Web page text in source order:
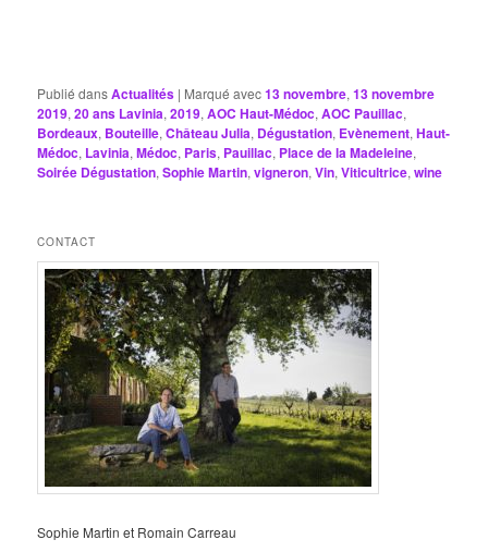
Publié dansActualités | Marqué avec13 novembre,13 novembre
2019,20 ans Lavinia,2019,AOC Haut-Médoc,AOC Pauillac,
Bordeaux, Bouteille,Château Julia, Dégustation, Evènement,Haut-
Médoc, Lavinia,Médoc, Paris, Pauillac, Place de la Madeleine,
Soirée Dégustation,Sophie Martin,vigneron,Vin,Viticultrice,wine
CONTACT
Sophie Martin et Romain Carreau